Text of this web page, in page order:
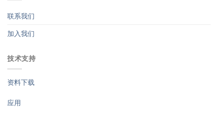
联系我们
加入我们
技术支持
资料下载
应用